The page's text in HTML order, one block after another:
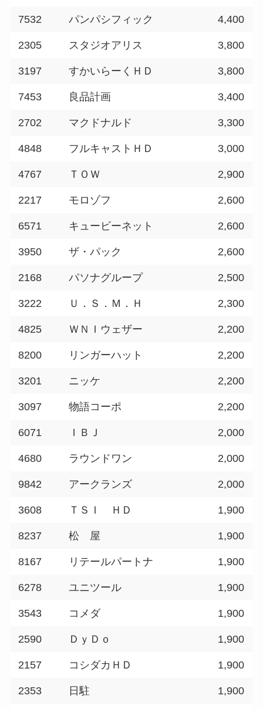
7532 パンパシフィック 4,400
2305 スタジオアリス 3,800
3197 すかいらーくＨＤ 3,800
7453 良品計画 3,400
2702 マクドナルド 3,300
4848 フルキャストＨＤ 3,000
4767 ＴＯＷ 2,900
2217 モロゾフ 2,600
6571 キュービーネット 2,600
3950 ザ・パック 2,600
2168 パソナグループ 2,500
3222 Ｕ．Ｓ．Ｍ．Ｈ 2,300
4825 ＷＮＩウェザー 2,200
8200 リンガーハット 2,200
3201 ニッケ 2,200
3097 物語コーポ 2,200
6071 ＩＢＪ 2,000
4680 ラウンドワン 2,000
9842 アークランズ 2,000
3608 ＴＳＩ ＨＤ 1,900
8237 松 屋 1,900
8167 リテールパートナ 1,900
6278 ユニツール 1,900
3543 コメダ 1,900
2590 ＤｙＤｏ 1,900
2157 コシダカＨＤ 1,900
2353 日駐 1,900